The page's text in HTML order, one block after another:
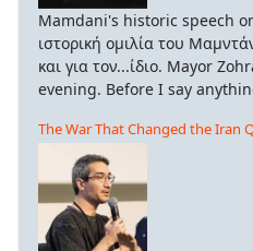
Mamdani's historic speech
ιστορική ομιλία του
και για τον...ίδιο. Mayor
evening. Before I say
The War That Changed the Iran